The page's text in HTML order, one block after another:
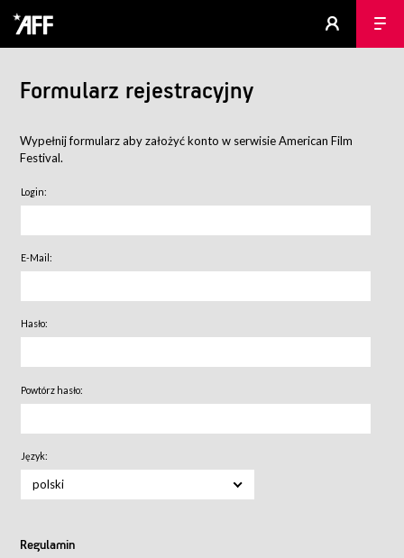
Formularz rejestracyjny
Wypełnij formularz aby założyć konto w serwisie American Film
Festival.
Login:
E-Mail:
Hasło:
Powtórz hasło:
Język:
polski
Regulamin